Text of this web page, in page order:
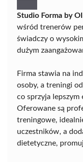
Studio Forma by
wśród trenerów
świadczy o
dużym
Firma stawia na
osoby, a treningi
co sprzyja
Oferowane są
treningowe,
uczestników, a
dietetyczne,